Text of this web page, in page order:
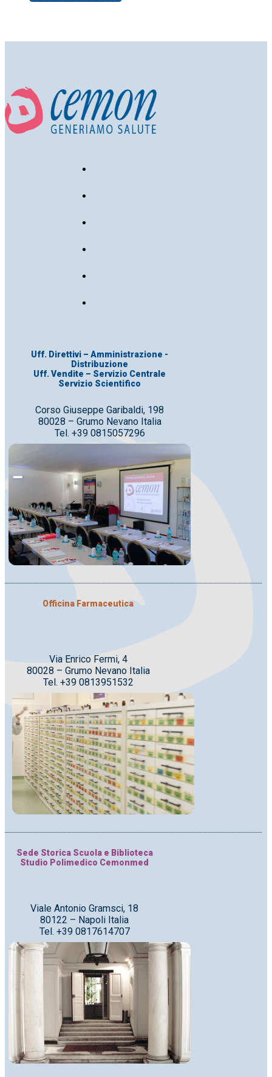
Uff. Direttivi – Amministrazione -
Distribuzione
Uff. Vendite – Servizio Centrale
Servizio Scientifico
Corso Giuseppe Garibaldi, 198
80028 – Grumo Nevano Italia
Tel. +39 0815057296
Officina Farmaceutica
Via Enrico Fermi, 4
80028 – Grumo Nevano Italia
Tel. +39 0813951532
Sede Storica Scuola e Biblioteca
Studio Polimedico Cemonmed
Viale Antonio Gramsci, 18
80122 – Napoli Italia
Tel. +39 0817614707